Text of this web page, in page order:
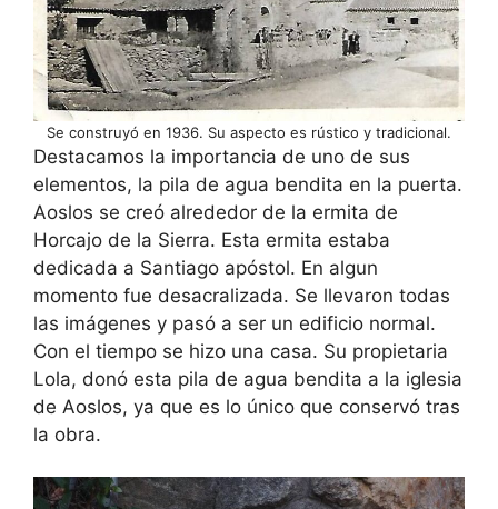
Se construyó en 1936. Su aspecto es rústico y tradicional.
Destacamos la importancia de uno de sus
elementos, la pila de agua bendita en la puerta.
Aoslos se creó alrededor de la ermita de
Horcajo de la Sierra. Esta ermita estaba
dedicada a Santiago apóstol. En algun
momento fue desacralizada. Se llevaron todas
las imágenes y pasó a ser un edificio normal.
Con el tiempo se hizo una casa. Su propietaria
Lola, donó esta pila de agua bendita a la iglesia
de Aoslos, ya que es lo único que conservó tras
la obra.